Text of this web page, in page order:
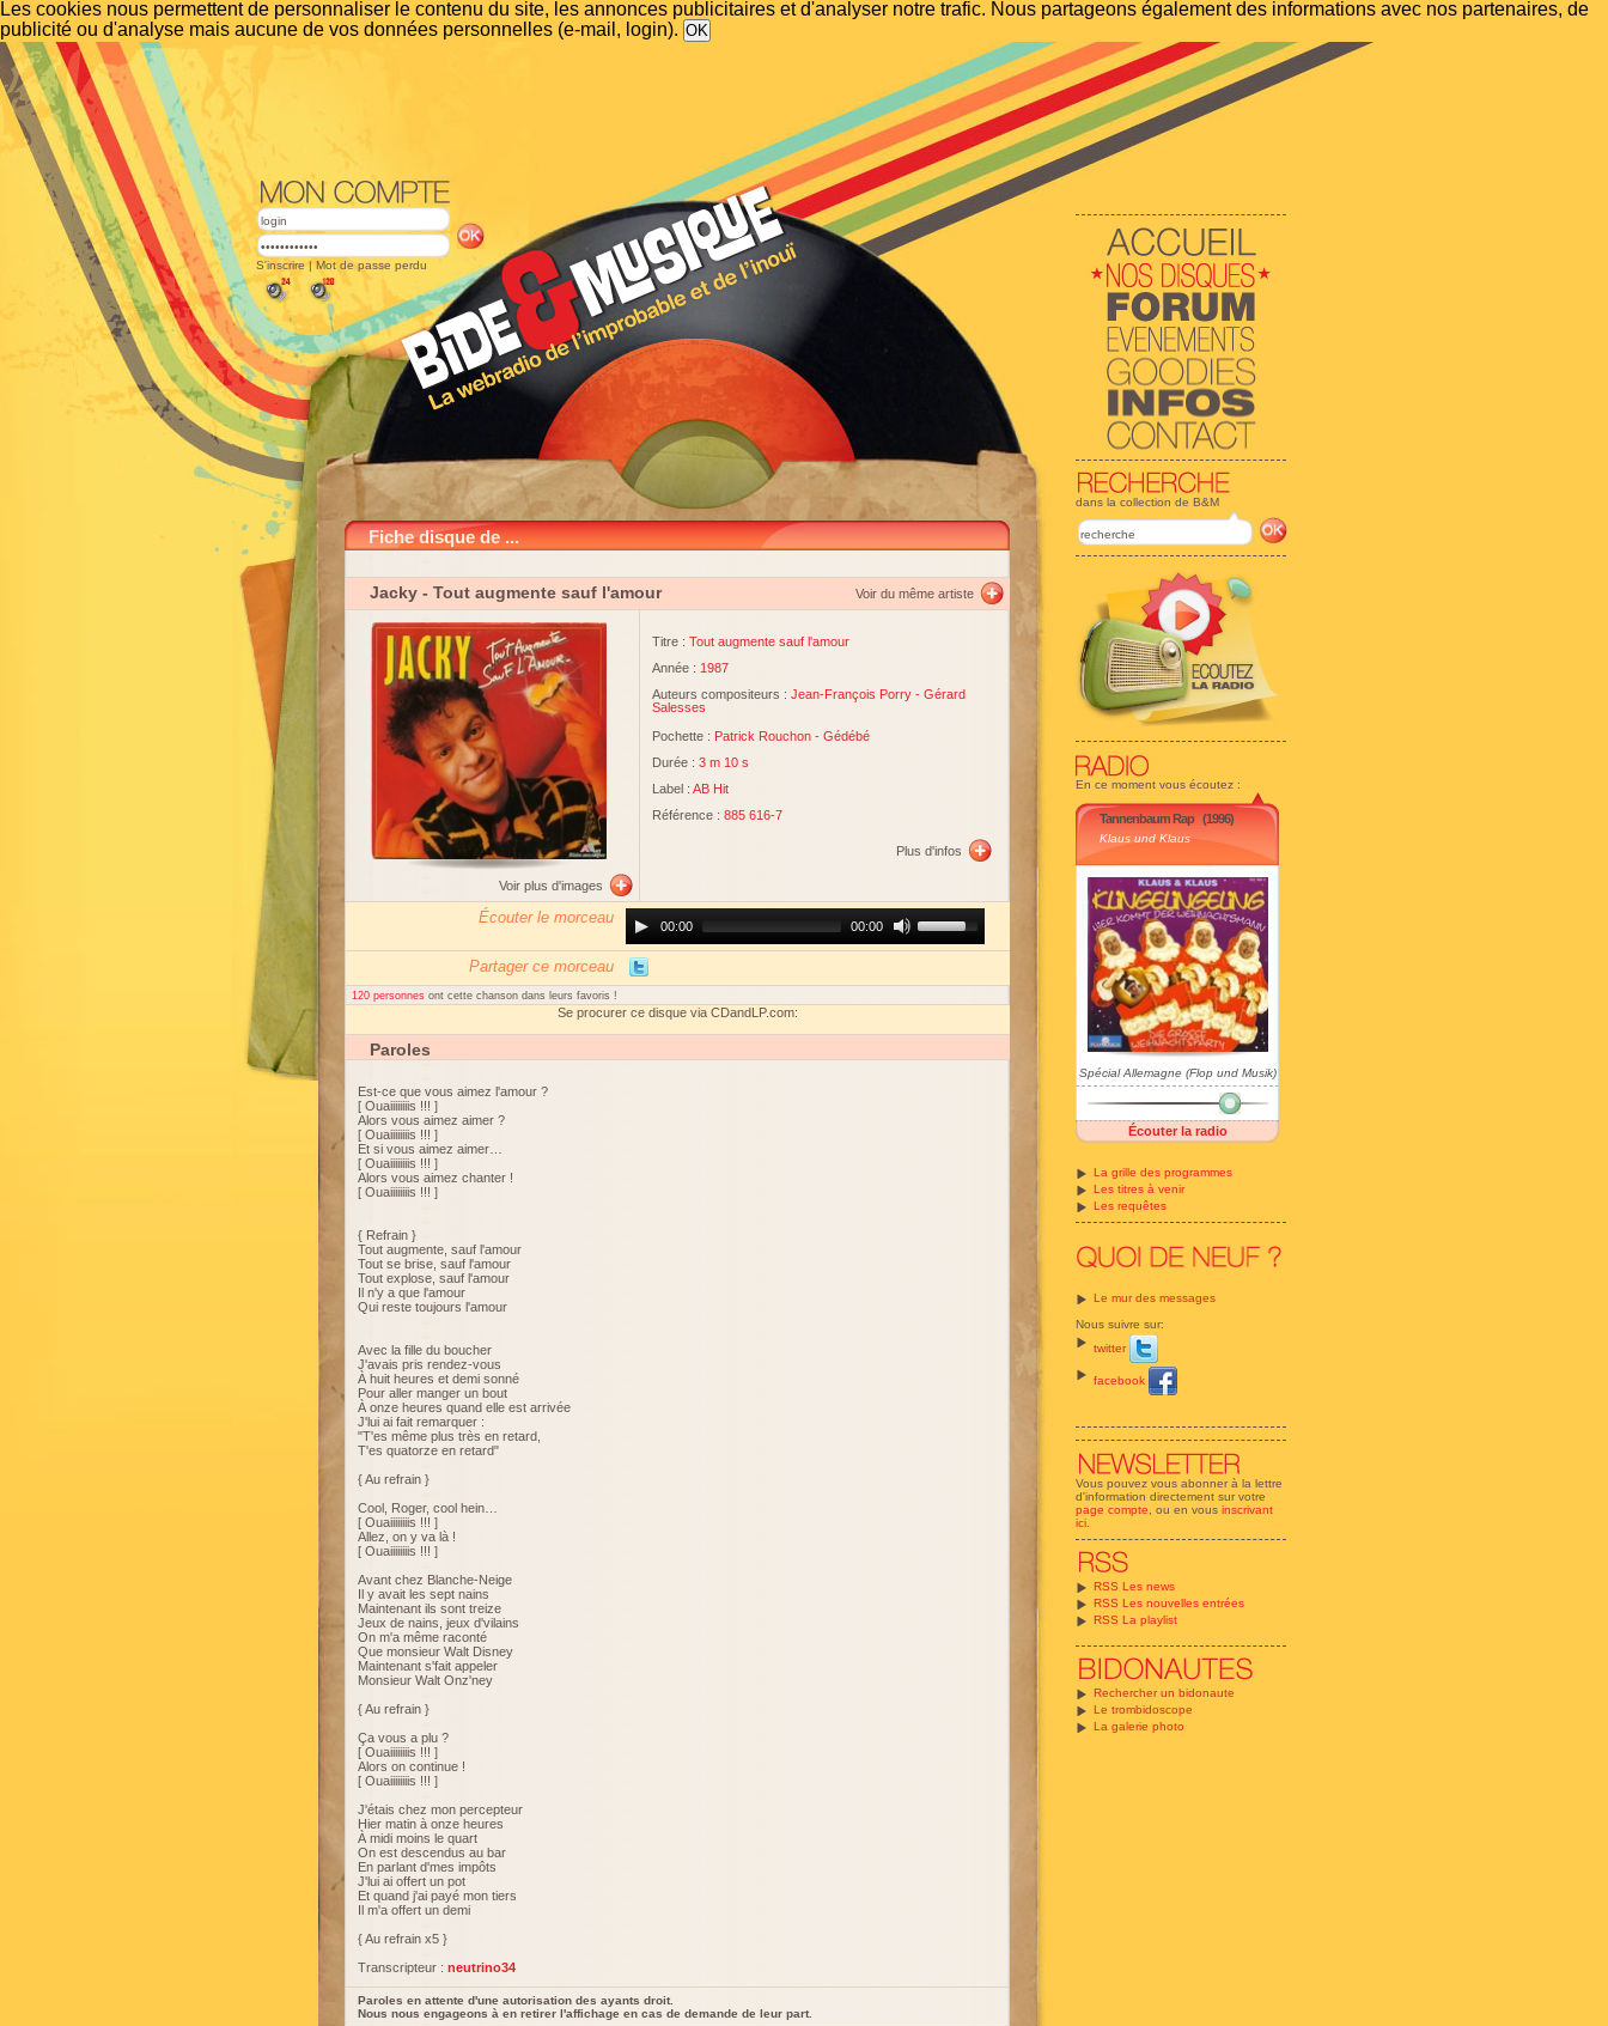
Les cookies nous permettent de personnaliser le contenu du site, les annonces publicitaires et d'analyser notre trafic. Nous partageons également des informations avec nos partenaires, de
publicité ou d'analyse mais aucune de vos données personnelles (e-mail, login).
dans la collection de B&M
En ce moment vous écoutez :
Tannenbaum Rap (1996)
Klaus und Klaus
Spécial Allemagne (Flop und Musik)
Écouter la radio
La grille des programmes
Les titres à venir
Les requêtes
Le mur des messages
Nous suivre sur:
twitter
facebook
Vous pouvez vous abonner à la lettre
d'information directement sur votre
page compte , ou en vous inscrivant
ici
RSS Les news
RSS Les nouvelles entrées
RSS La playlist
Rechercher un bidonaute
Le trombidoscope
La galerie photo
S'inscrire | Mot de passe perdu
Fiche disque de ...
Jacky - Tout augmente sauf l'amour Voir du même artiste
Voir plus d'images
Titre : Tout augmente sauf l'amour
Année : 1987
Auteurs compositeurs : Jean-François Porry - Gérard
Salesses
Pochette : Patrick Rouchon - Gédébé
Durée : 3 m 10 s
Label : AB Hit
Référence : 885 616-7
Plus d'infos
Écouter le morceau
Player00:00 00:00
Up/Down
Arrow
increase
or
Partager ce morceau
120 personnes ont cette chanson dans leurs favoris !
Se procurer ce disque via CDandLP.com:
Paroles
Est-ce que vous aimez l'amour ?
[ Ouaiiiiiiiis !!! ]
Alors vous aimez aimer ?
[ Ouaiiiiiiiis !!! ]
Et si vous aimez aimer…
[ Ouaiiiiiiiis !!! ]
Alors vous aimez chanter !
[ Ouaiiiiiiiis !!! ]
{ Refrain }
Tout augmente, sauf l'amour
Tout se brise, sauf l'amour
Tout explose, sauf l'amour
Il n'y a que l'amour
Qui reste toujours l'amour
Avec la fille du boucher
J'avais pris rendez-vous
À huit heures et demi sonné
Pour aller manger un bout
À onze heures quand elle est arrivée
J'lui ai fait remarquer :
"T'es même plus très en retard,
T'es quatorze en retard"
{ Au refrain }
Cool, Roger, cool hein…
[ Ouaiiiiiiiis !!! ]
Allez, on y va là !
[ Ouaiiiiiiiis !!! ]
Avant chez Blanche-Neige
Il y avait les sept nains
Maintenant ils sont treize
Jeux de nains, jeux d'vilains
On m'a même raconté
Que monsieur Walt Disney
Maintenant s'fait appeler
Monsieur Walt Onz'ney
{ Au refrain }
Ça vous a plu ?
[ Ouaiiiiiiiis !!! ]
Alors on continue !
[ Ouaiiiiiiiis !!! ]
J'étais chez mon percepteur
Hier matin à onze heures
À midi moins le quart
On est descendus au bar
En parlant d'mes impôts
J'lui ai offert un pot
Et quand j'ai payé mon tiers
Il m'a offert un demi
{ Au refrain x5 }
Transcripteur : neutrino34
Paroles en attente d'une autorisation des ayants droit.
Nous nous engageons à en retirer l'affichage en cas de demande de leur part.